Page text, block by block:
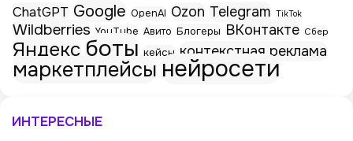
ChatGPT Google OpenAI Ozon Telegram TikTok
Wildberries YouTube Авито Блогеры ВКонтакте Сбер
Яндекс боты кейсы контекстная реклама
маркетплейсы нейросети
ИНТЕРЕСНЫЕ